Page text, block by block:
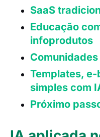
SaaS
Educação
infoprodutos
Comunidades
Templates,
simples com
Próximo